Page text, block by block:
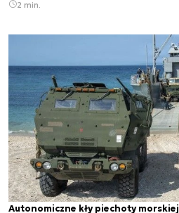
2 min.
Autonomiczne kły piechoty morskiej